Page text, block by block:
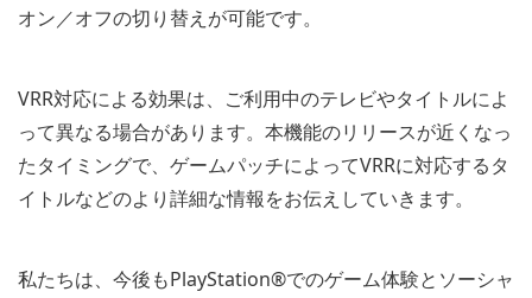
オン／オフの切り替えが可能です。
VRR対応による効果は、ご利用中のテレビやタイトルによ
って異なる場合があります。本機能のリリースが近くなっ
たタイミングで、ゲームパッチによってVRRに対応するタ
イトルなどのより詳細な情報をお伝えしていきます。
私たちは、今後もPlayStation®でのゲーム体験とソーシャ